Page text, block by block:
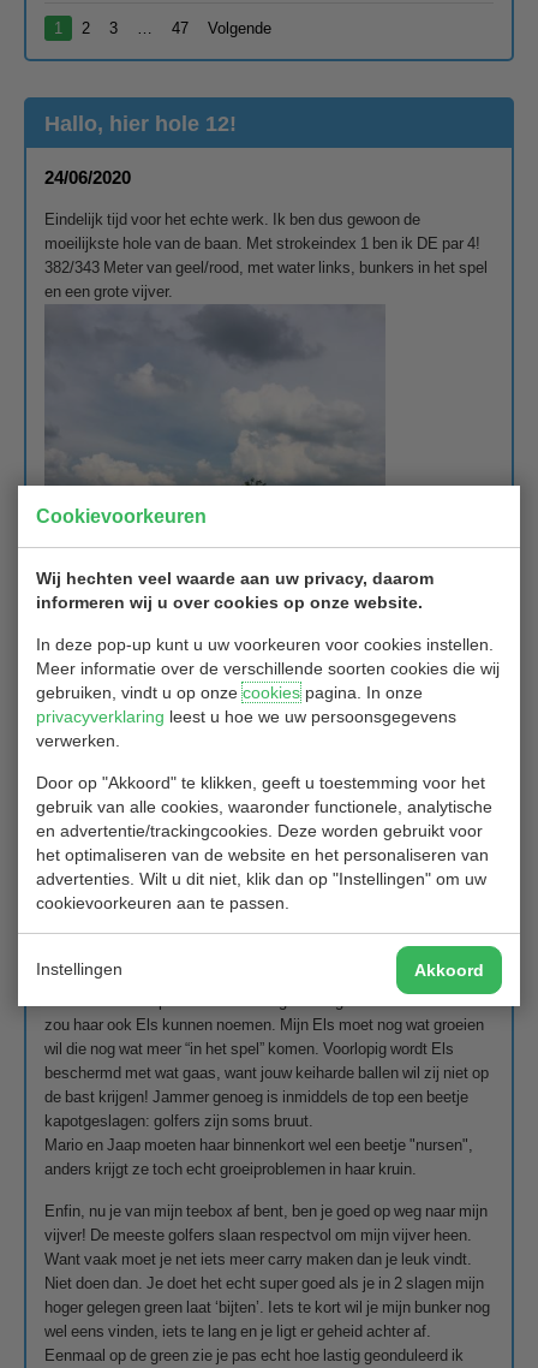
Cookievoorkeuren
Wij hechten veel waarde aan uw privacy, daarom
informeren wij u over cookies op onze website.
In deze pop-up kunt u uw voorkeuren voor cookies instellen.
Meer informatie over de verschillende soorten cookies die wij
gebruiken, vindt u op onzecookiespagina. In onze
privacyverklaring leest u hoe we uw persoonsgegevens
verwerken.
Door op "Akkoord" te klikken, geeft u toestemming voor het
gebruik van alle cookies, waaronder functionele, analytische
en advertentie/trackingcookies. Deze worden gebruikt voor
het optimaliseren van de website en het personaliseren van
advertenties. Wilt u dit niet, klik dan op "Instellingen" om uw
cookievoorkeuren aan te passen.
Instellingen Akkoord
1 2 3 47 Volgende
Hallo, hier hole 12!
24/06/2020
Eindelijk tijd voor het echte werk. Ik ben dus gewoon de
moeilijkste hole van de baan. Met strokeindex 1 ben ik DE par 4!
382/343 Meter van geel/rood, met water links, bunkers in het spel
en een grote vijver.
Natuurlijk moet er eerst secuur gekozen worden: sla je links van
mijn bunkers, potentieel in de altijd wat hogere rough daar? Of
rechts ervan, zodat je dan wel een langere slag over water nodig
hebt, dan wel de dan smallere fairway weer moet zien te vinden?
Sla je daar te ver, dan heb ik een slootje links voor je klaarliggen.
Of sla je er gewoon helemaal overheen? Knap van je, dat is niet
iedereen gegeven.
Een paar jaar geleden is mijn centraal geplaatste wilg vervangen
zou haar ook Els kunnen noemen. Mijn Els moet nog wat groeien
wil die nog wat meer “in het spel” komen. Voorlopig wordt Els
beschermd met wat gaas, want jouw keiharde ballen wil zij niet op
de bast krijgen! Jammer genoeg is inmiddels de top een beetje
kapotgeslagen: golfers zijn soms bruut.
Mario en Jaap moeten haar binnenkort wel een beetje "nursen",
anders krijgt ze toch echt groeiproblemen in haar kruin.
Enfin, nu je van mijn teebox af bent, ben je goed op weg naar mijn
vijver! De meeste golfers slaan respectvol om mijn vijver heen.
Want vaak moet je net iets meer carry maken dan je leuk vindt.
Niet doen dan. Je doet het echt super goed als je in 2 slagen mijn
hoger gelegen green laat ‘bijten’. Iets te kort wil je mijn bunker nog
wel eens vinden, iets te lang en je ligt er geheid achter af.
Eenmaal op de green zie je pas echt hoe lastig geonduleerd ik